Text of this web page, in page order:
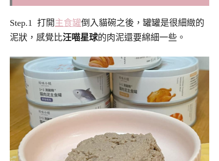
Step.1 打開主食罐倒入貓碗之後，罐罐是很細緻的
泥狀，感覺比汪喵星球的肉泥還要綿細一些。